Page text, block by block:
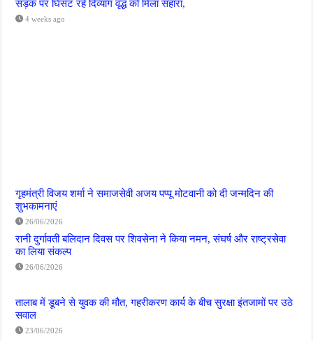
सड़क पर घिसट रहे दिव्यांग वृद्ध को मिला सहारा,
4 weeks ago
गृहमंत्री विजय शर्मा ने समाजसेवी अजय पप्पू मोटवानी को दी जन्मदिन की
शुभकामनाएं
26/06/2026
रानी दुर्गावती बलिदान दिवस पर शिवसेना ने किया नमन, संघर्ष और राष्ट्रसेवा
का लिया संकल्प
26/06/2026
तालाब में डूबने से युवक की मौत, गहरीकरण कार्य के बीच सुरक्षा इंतजामों पर उठे
सवाल
23/06/2026